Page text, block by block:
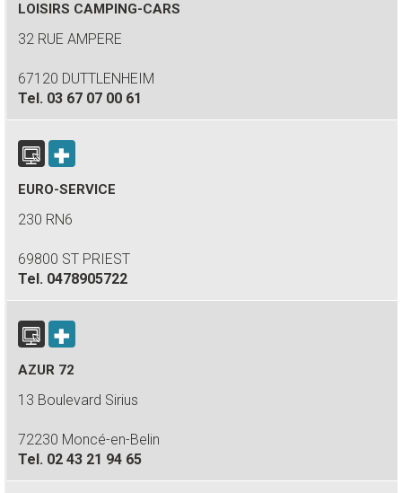
LOISIRS CAMPING-CARS
32 RUE AMPERE
67120 DUTTLENHEIM
Tel. 03 67 07 00 61
EURO-SERVICE
230 RN6
69800 ST PRIEST
Tel. 0478905722
AZUR 72
13 Boulevard Sirius
72230 Moncé-en-Belin
Tel. 02 43 21 94 65